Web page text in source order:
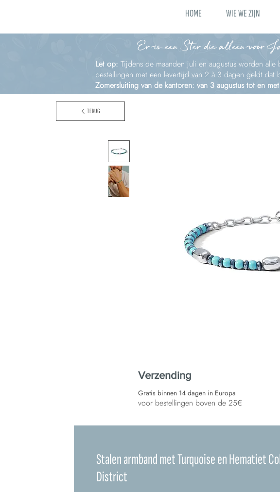
HOME WIE WE ZIJN
Er is een Ster die alleen voor
Let op: Tijdens de maanden juli en augustus worden
bestellingen met een levertijd van 2 à 3 dagen geldt
Zomersluiting van de kantoren: van 3 augustus tot en
TERUG
Verzending
Gratis binnen 14 dagen in Europa
voor bestellingen boven de 25€
Stalen armband met Turquoise en Hematiet
District